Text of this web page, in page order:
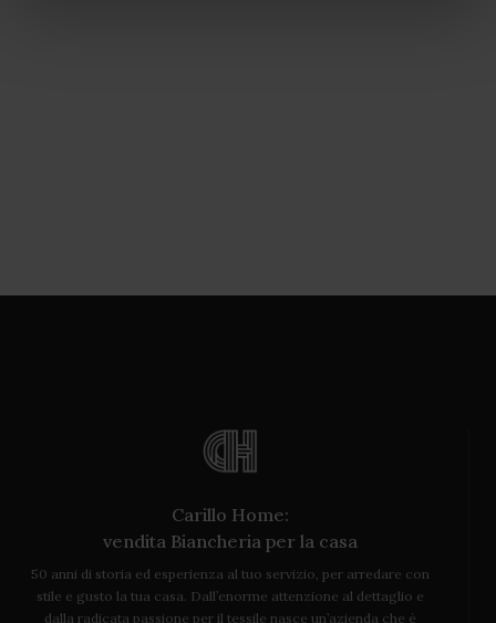
Carillo Home:
vendita Biancheria per la casa
50 anni di storia ed esperienza al tuo servizio, per arredare con
stile e gusto la tua casa. Dall’enorme attenzione al dettaglio e
dalla radicata passione per il tessile nasce un’azienda che è